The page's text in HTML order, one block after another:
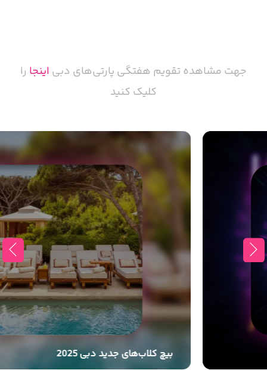
جهت مشاهده تقویم هفتگی پارتی‌های دبی اینجا را
کلیک کنید
بیچ کلاب‌های جدید دبی 2025